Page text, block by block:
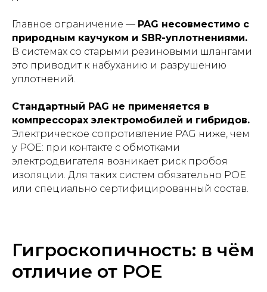
Главное ограничение — PAG несовместимо с
природным каучуком и SBR-уплотнениями.
В системах со старыми резиновыми шлангами
это приводит к набуханию и разрушению
уплотнений.
Стандартный PAG не применяется в
компрессорах электромобилей и гибридов.
Электрическое сопротивление PAG ниже, чем
у POE: при контакте с обмотками
электродвигателя возникает риск пробоя
изоляции. Для таких систем обязательно POE
или специально сертифицированный состав.
Гигроскопичность: в чём
отличие от POE